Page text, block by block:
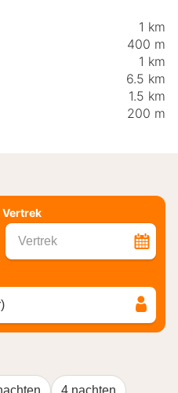
1 km
400 m
1 km
6.5 km
1.5 km
200 m
Vertrek
Vertrek